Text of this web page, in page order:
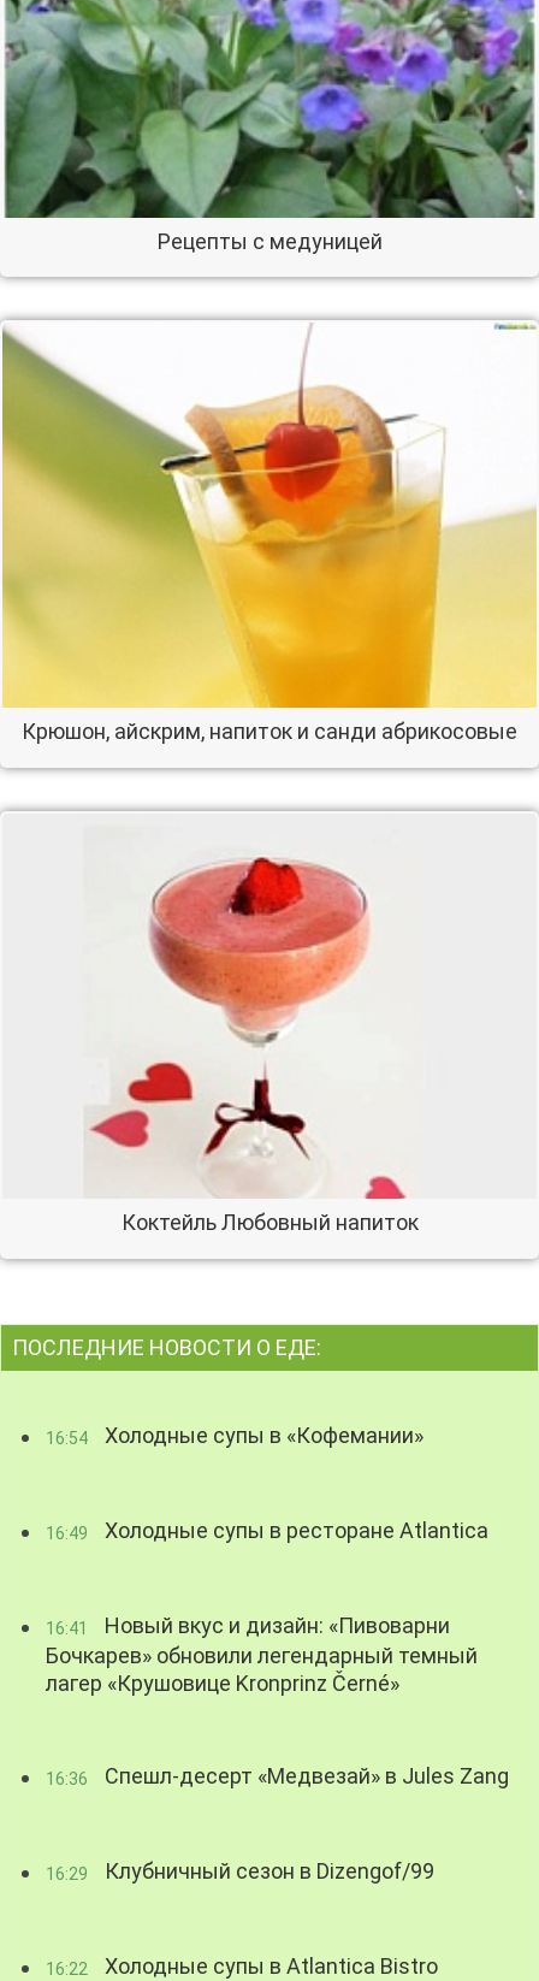
Рецепты с медуницей
Крюшон, айскрим, напиток и санди абрикосовые
Коктейль Любовный напиток
ПОСЛЕДНИЕ НОВОСТИ О ЕДЕ:
16:54 Холодные супы в «Кофемании»
16:49 Холодные супы в ресторане Atlantica
16:41
Новый вкус и дизайн: «Пивоварни
Бочкарев» обновили легендарный темный
лагер «Крушовице Kronprinz Černé»
16:36 Спешл-десерт «Медвезай» в Jules Zang
16:29 Клубничный сезон в Dizengof/99
16:22 Холодные супы в Atlantica Bistro